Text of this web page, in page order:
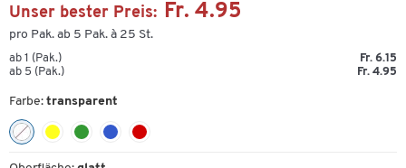
Unser bester Preis: Fr. 4.95
pro Pak. ab 5 Pak. à 25 St.
ab 1 (Pak.)
Fr. 6.15
ab 5 (Pak.)
Fr. 4.95
Farbe: transparent